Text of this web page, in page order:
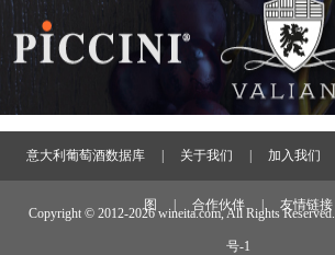
意大利葡萄酒数据库 关于我们 加入我们
图 合作伙伴 友情链接
Copyright © 2012-2026 wineita.com, All Rights Reserved.
号-1